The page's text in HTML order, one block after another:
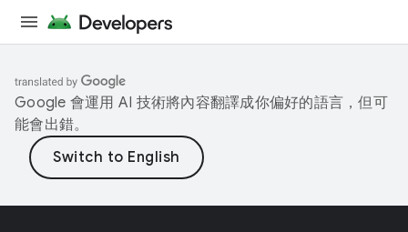
Google 會運用 AI 技術將內容翻譯成你偏好的語言，但可
能會出錯。